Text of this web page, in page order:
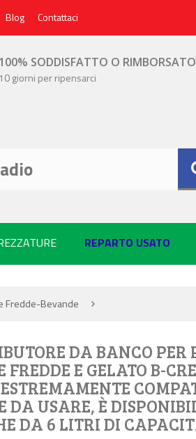
Blog Contattaci
100% SODDISFATTO O RIMBORSATO
10 giorni per ripensarci
REPARTO USATO
Fredde-Bevande
DA BANCO PER
FREDDE E GELATO B-
DA USARE, È
DA 6 LITRI DI